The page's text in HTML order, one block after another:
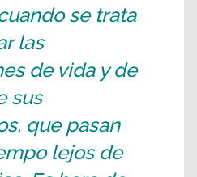
se trata
las
de vida y de
sus
que pasan
lejos de